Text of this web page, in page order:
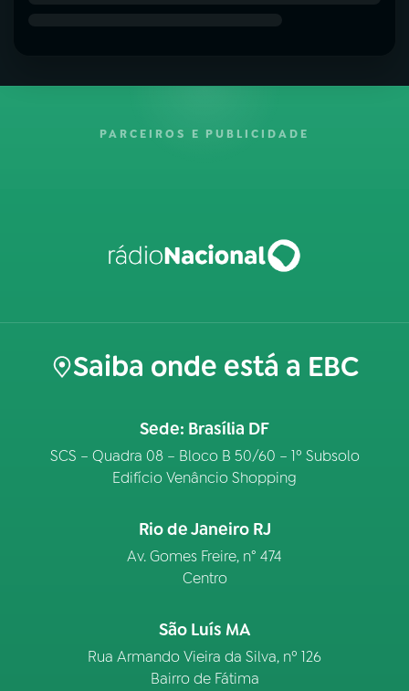
PARCEIROS E PUBLICIDADE
Saiba onde está a EBC
Sede: Brasília DF
SCS – Quadra 08 – Bloco B 50/60 – 1º Subsolo
Edifício Venâncio Shopping
Rio de Janeiro RJ
Av. Gomes Freire, n° 474
Centro
São Luís MA
Rua Armando Vieira da Silva, nº 126
Bairro de Fátima